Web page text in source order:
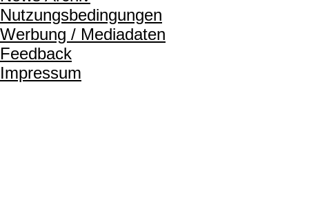
Nutzungsbedingungen
Werbung / Mediadaten
Feedback
Impressum